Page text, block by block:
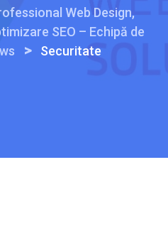
Web Design,
SEO – Echipă de
>
Securitate